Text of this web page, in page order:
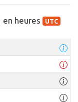
en heures UTC